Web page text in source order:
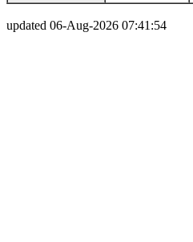
updated 06-Aug-2026 07:41:54